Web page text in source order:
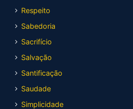
Respeito
Sabedoria
Sacrifício
Salvação
Santificação
Saudade
Simplicidade